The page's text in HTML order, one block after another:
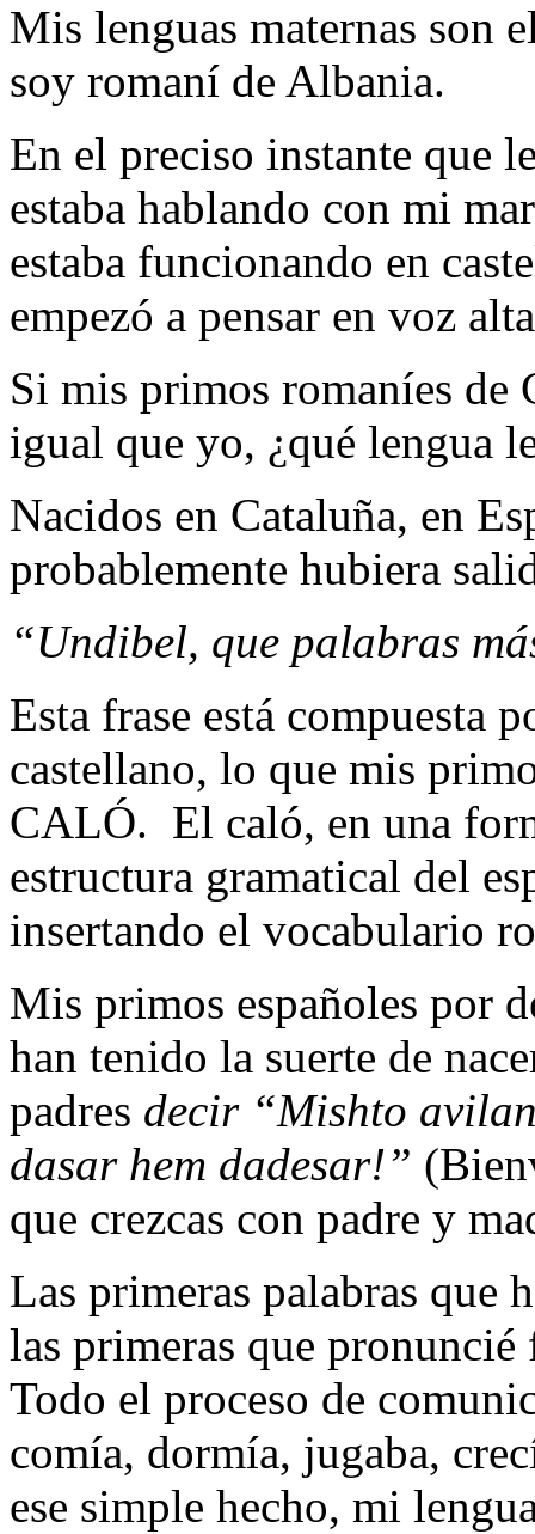
Mis lenguas maternas son
soy romaní de Albania.
En el preciso instante que
estaba hablando con mi
estaba funcionando en
empezó a pensar en voz
Si mis primos romaníes de
igual que yo, ¿qué lengua
Nacidos en Cataluña, en
probablemente hubiera
“Undibel, que palabras
Esta frase está compuesta
castellano, lo que mis
CALÓ. El caló, en una
estructura gramatical del
insertando el vocabulario
Mis primos españoles por
han tenido la suerte de
padres decir “Mishto
dasar hem dadesar!”
que crezcas con padre y
Las primeras palabras que
las primeras que
Todo el proceso de
comía, dormía, jugaba,
ese simple hecho, mi